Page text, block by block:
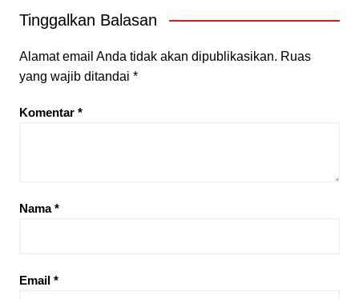
Tinggalkan Balasan
Alamat email Anda tidak akan dipublikasikan. Ruas
yang wajib ditandai *
Komentar *
Nama*
Email *